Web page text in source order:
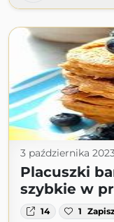
3 października
Placuszki
szybkie w
14 1